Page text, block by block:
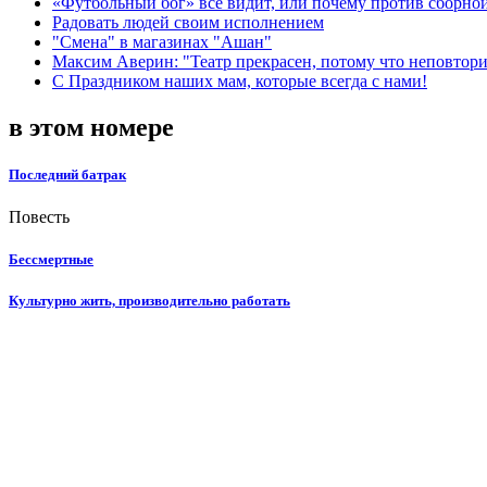
Радовать людей своим исполнением
"Смена" в магазинах "Ашан"
Максим Аверин: "Театр прекрасен, потому что
С Праздником наших мам, которые всегда с нами!
в этом номере
Последний батрак
Повесть
Бессмертные
Культурно жить, производительно работать